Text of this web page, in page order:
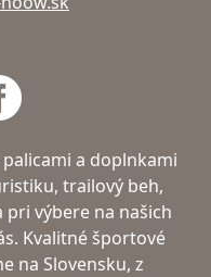
a doplnkami
trailový beh,
pri výbere na našich
Kvalitné športové
na Slovensku, z